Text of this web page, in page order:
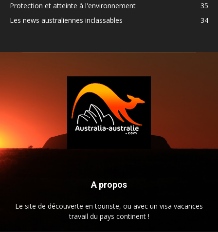
Protection et atteinte à l'environnement
35
Les news australiennes inclassables
34
A propos
Le site de découverte en touriste, ou avec un visa vacances
travail du pays continent !